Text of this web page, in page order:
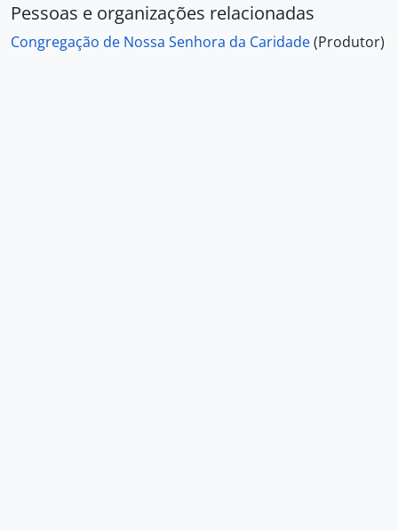
Pessoas e organizações relacionadas
Congregação de Nossa Senhora da Caridade(Produtor)